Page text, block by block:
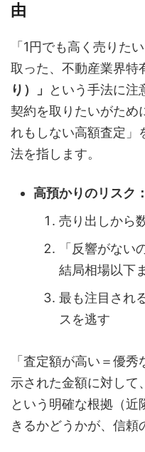
由
「1円でも高く売りた
取った、不動産業界特
り）」
という手法に注
契約を取りたいがため
れもしない高額査定」
法を指します。
高預かりのリスク：
売り出しから
「反響がない
結局相場以下
最も注目され
スを逃す
「査定額が高い＝優
示された金額に対して
という明確な根拠（
きるかどうかが、信頼